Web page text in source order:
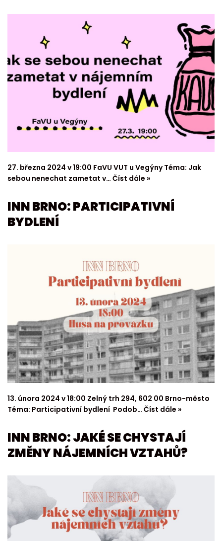
27. března 2024 v 19:00 FaVU VUT u Vegýny Téma: Jak
sebou nenechat zametat v… Číst dále »
INN BRNO: PARTICIPATIVNÍ
BYDLENÍ
13. února 2024 v 18:00 Zelný trh 294, 602 00 Brno-město
Téma: Participativní bydlení Podob… Číst dále »
INN BRNO: JAKÉ SE CHYSTAJÍ
ZMĚNY NÁJEMNÍCH VZTAHŮ?